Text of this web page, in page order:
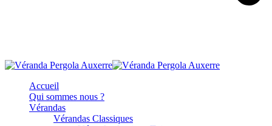
Accueil
Qui sommes nous ?
Vérandas
Vérandas Classiques